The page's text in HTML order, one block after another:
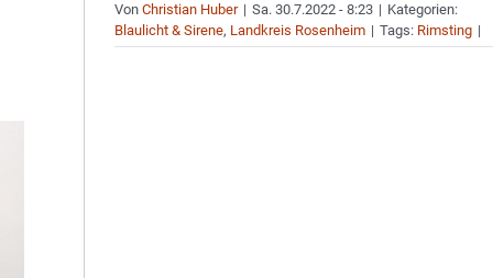
VonChristian Huber | Sa. 30.7.2022 - 8:23 | Kategorien:
Blaulicht & Sirene, Landkreis Rosenheim | Tags: Rimsting |